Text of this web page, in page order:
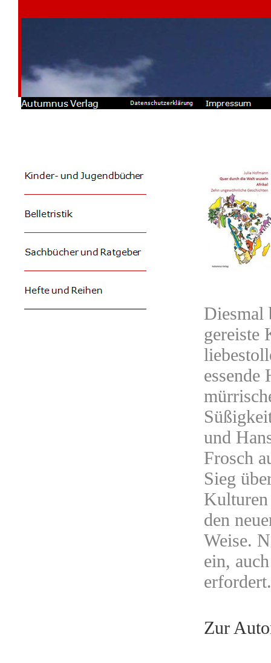
Diesmal
gereiste
und
Frosch
Sieg
Kulturen
den
Weise.
ein,
erfordert.
Zur